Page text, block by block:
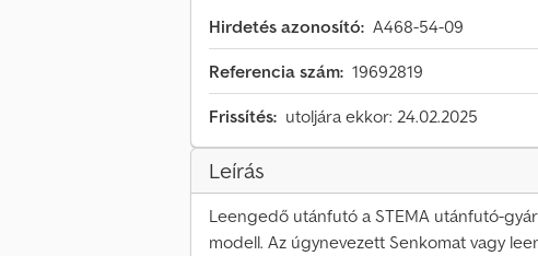
Hirdetés azonosító: A468-54-09
Referencia szám: 19692819
Frissítés: utoljára ekkor: 24.02.2025
Leírás
Leengedő utánfutó a STEMA utánfutó-
modell. Az úgynevezett Senkomat vagy